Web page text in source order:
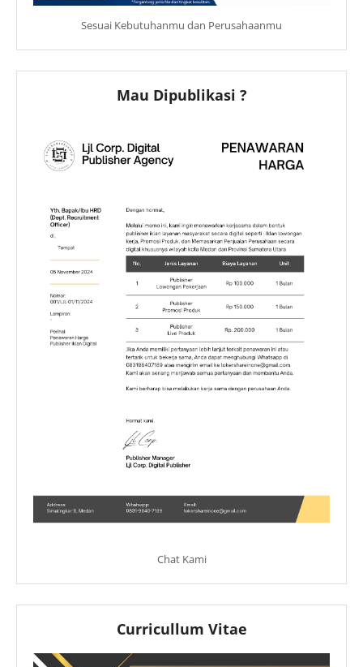
Sesuai Kebutuhanmu dan Perusahaanmu
Mau Dipublikasi ?
Chat Kami
Curricullum Vitae